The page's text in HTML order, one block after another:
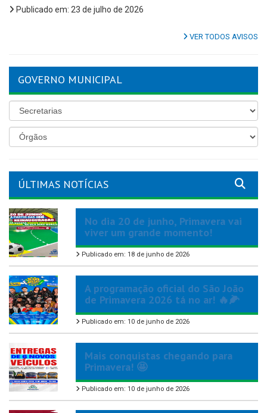
Publicado em: 23 de julho de 2026
VER TODOS AVISOS
GOVERNO MUNICIPAL
ÚLTIMAS NOTÍCIAS
No dia 20 de junho, Primavera vai
viver um grande momento!
Publicado em: 18 de junho de 2026
A programação oficial do São João
de Primavera 2026 tá no ar! 🔥🌽
Publicado em: 10 de junho de 2026
Mais conquistas chegando para
Primavera! 🤩
Publicado em: 10 de junho de 2026